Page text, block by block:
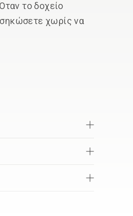
το δοχείο
σηκώσετε χωρίς να